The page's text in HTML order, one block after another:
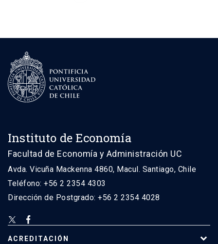
Instituto de Economía
Facultad de Economía y Administración UC
Avda. Vicuña Mackenna 4860, Macul. Santiago, Chile
Teléfono: +56 2 2354 4303
Dirección de Postgrado: +56 2 2354 4028
ACREDITACIÓN